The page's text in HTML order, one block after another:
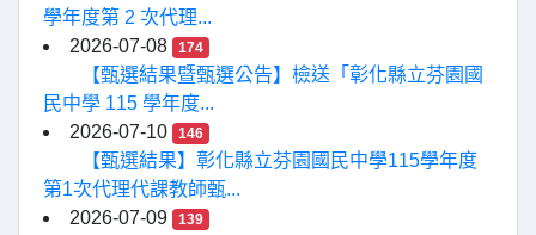
學年度第 2 次代理...
2026-07-08
174
【甄選結果暨甄選公告】檢送「彰化縣立芬園國
民中學 115 學年度...
2026-07-10
146
【甄選結果】彰化縣立芬園國民中學115學年度
第1次代理代課教師甄...
2026-07-09
139